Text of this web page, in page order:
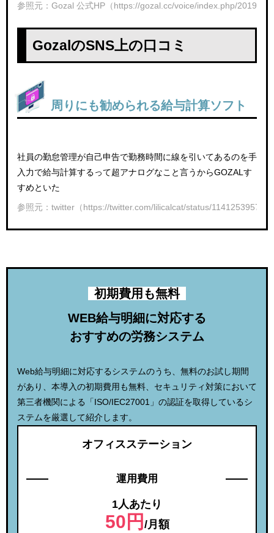
参照元：Gozal 公式HP（https://gozal.cc/voice/index.php/2019/
GozalのSNS上の口コミ
周りにも勧められる給与計算ソフト
社員の勤怠管理が自己申告で勤務時間に線を引いてあるのを手
入力で給与計算するって超アナログなこと言うからGOZALす
すめといた
参照元：twitter（https://twitter.com/lilicalcat/status/
初期費用も無料
WEB給与明細に対応する
おすすめの労務システム
Web給与明細に対応するシステムのうち、無料のお試し期間
があり、本導入の初期費用も無料、セキュリティ対策において
第三者機関による「ISO/IEC27001」の認証を取得しているシ
ステムを厳選して紹介します。
オフィスステーション
運用費用
1人あたり
50円 /月額